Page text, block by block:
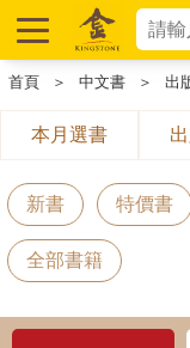
首頁 ＞ 中文書 ＞ 出
本月選書
新書 特價書
全部書籍